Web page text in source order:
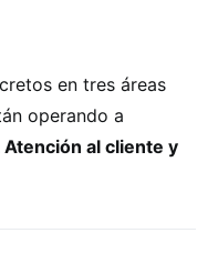
en tres áreas
operando a
al cliente y